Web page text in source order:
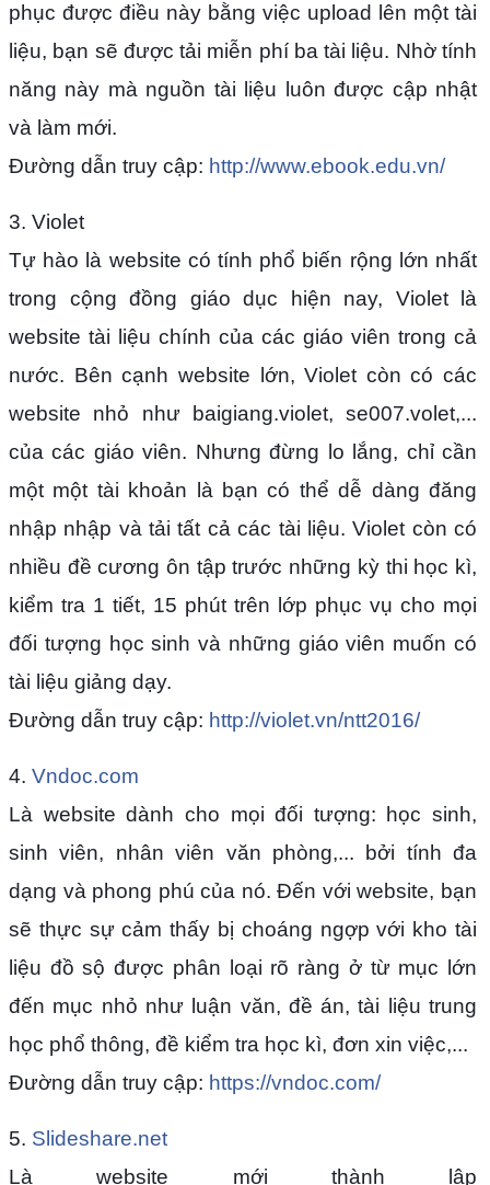
phục được điều này bằng việc upload lên một tài
liệu, bạn sẽ được tải miễn phí ba tài liệu. Nhờ tính
năng này mà nguồn tài liệu luôn được cập nhật
và làm mới.
Đường dẫn truy cập: http://www.ebook.edu.vn/
3. Violet
Tự hào là website có tính phổ biến rộng lớn nhất
trong cộng đồng giáo dục hiện nay, Violet là
website tài liệu chính của các giáo viên trong cả
nước. Bên cạnh website lớn, Violet còn có các
website nhỏ như baigiang.violet, se007.volet,...
của các giáo viên. Nhưng đừng lo lắng, chỉ cần
một một tài khoản là bạn có thể dễ dàng đăng
nhập nhập và tải tất cả các tài liệu. Violet còn có
nhiều đề cương ôn tập trước những kỳ thi học kì,
kiểm tra 1 tiết, 15 phút trên lớp phục vụ cho mọi
đối tượng học sinh và những giáo viên muốn có
tài liệu giảng dạy.
Đường dẫn truy cập: http://violet.vn/ntt2016/
4. Vndoc.com
Là website dành cho mọi đối tượng: học sinh,
sinh viên, nhân viên văn phòng,... bởi tính đa
dạng và phong phú của nó. Đến với website, bạn
sẽ thực sự cảm thấy bị choáng ngợp với kho tài
liệu đồ sộ được phân loại rõ ràng ở từ mục lớn
đến mục nhỏ như luận văn, đề án, tài liệu trung
học phổ thông, đề kiểm tra học kì, đơn xin việc,...
Đường dẫn truy cập: https://vndoc.com/
5. Slideshare.net
Là website mới thành lập